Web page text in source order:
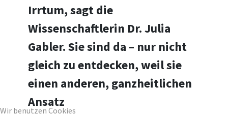
Irrtum, sagt die
Wissenschaftlerin Dr. Julia
Gabler. Sie sind da – nur nicht
gleich zu entdecken, weil sie
einen anderen, ganzheitlichen
Ansatz
Wir benutzen Cookies